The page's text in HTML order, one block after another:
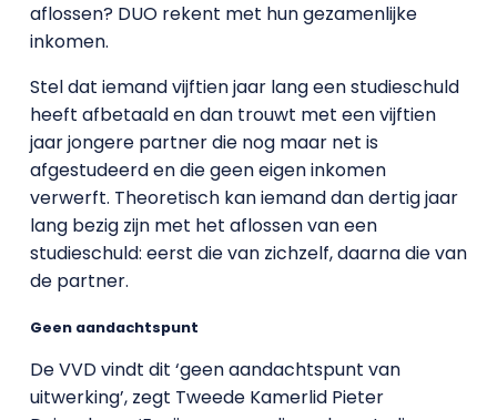
aflossen? DUO rekent met hun gezamenlijke
inkomen.
Stel dat iemand vijftien jaar lang een studieschuld
heeft afbetaald en dan trouwt met een vijftien
jaar jongere partner die nog maar net is
afgestudeerd en die geen eigen inkomen
verwerft. Theoretisch kan iemand dan dertig jaar
lang bezig zijn met het aflossen van een
studieschuld: eerst die van zichzelf, daarna die van
de partner.
Geen aandachtspunt
De VVD vindt dit ‘geen aandachtspunt van
uitwerking’, zegt Tweede Kamerlid Pieter